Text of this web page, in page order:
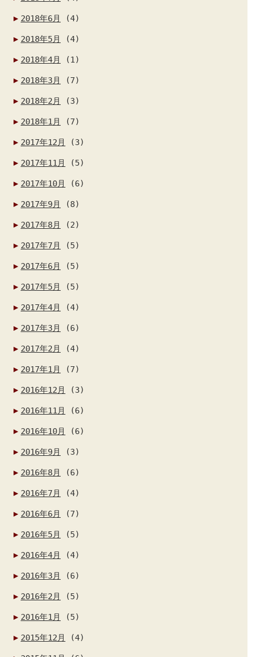
2018年6月 (4)
2018年5月 (4)
2018年4月 (1)
2018年3月 (7)
2018年2月 (3)
2018年1月 (7)
2017年12月 (3)
2017年11月 (5)
2017年10月 (6)
2017年9月 (8)
2017年8月 (2)
2017年7月 (5)
2017年6月 (5)
2017年5月 (5)
2017年4月 (4)
2017年3月 (6)
2017年2月 (4)
2017年1月 (7)
2016年12月 (3)
2016年11月 (6)
2016年10月 (6)
2016年9月 (3)
2016年8月 (6)
2016年7月 (4)
2016年6月 (7)
2016年5月 (5)
2016年4月 (4)
2016年3月 (6)
2016年2月 (5)
2016年1月 (5)
2015年12月 (4)